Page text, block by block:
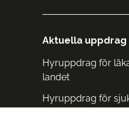
Aktuella uppdrag
Hyruppdrag för
landet
Hyruppdrag för